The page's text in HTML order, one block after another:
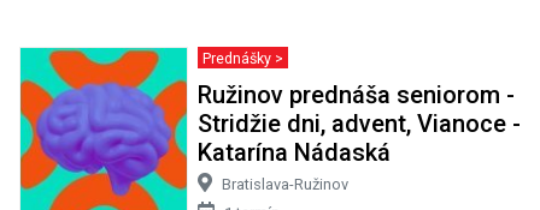
Prednášky >
Ružinov prednáša seniorom -
Stridžie dni, advent, Vianoce -
Katarína Nádaská
Bratislava-Ružinov